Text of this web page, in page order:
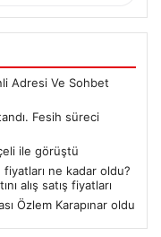
Adresi Ve Sohbet
Fesih süreci
ile görüştü
fiyatları ne kadar oldu?
alış satış fiyatları
Özlem Karapınar oldu